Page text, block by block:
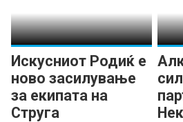
Искусниот Родиќ е
ново засилување
за екипата на
Струга